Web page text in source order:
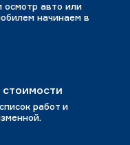
авто или
начинаем в
стоимости
работ и